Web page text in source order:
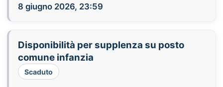
8 giugno 2026, 23:59
Disponibilità per supplenza su posto
comune infanzia
Scaduto